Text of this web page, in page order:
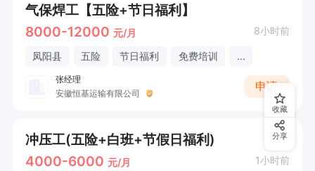
气保焊工【五险+节日福利】
8000-12000 元/月 8小时前
凤阳县 五险 节日福利 免费培训 ...
张经理
安徽恒基运输有限公司
申请
冲压工(五险+白班+节假日福利)
4000-6000 元/月 1小时前
收藏
分享